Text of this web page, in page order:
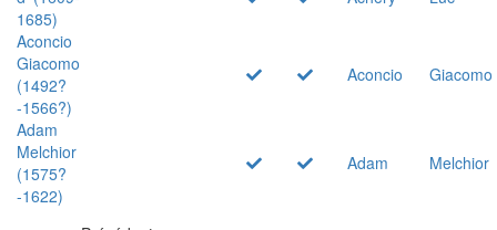
1685)
Aconcio
Giacomo
(1492?
-1566?)
Aconcio Giacomo
Adam
Melchior
(1575?
-1622)
Adam Melchior